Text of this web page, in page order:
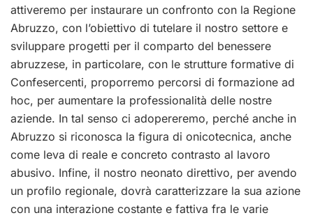
attiveremo per instaurare un confronto con la Regione
Abruzzo, con l’obiettivo di tutelare il nostro settore e
sviluppare progetti per il comparto del benessere
abruzzese, in particolare, con le strutture formative di
Confesercenti, proporremo percorsi di formazione ad
hoc, per aumentare la professionalità delle nostre
aziende. In tal senso ci adopereremo, perché anche in
Abruzzo si riconosca la figura di onicotecnica, anche
come leva di reale e concreto contrasto al lavoro
abusivo. Infine, il nostro neonato direttivo, per avendo
un profilo regionale, dovrà caratterizzare la sua azione
con una interazione costante e fattiva fra le varie